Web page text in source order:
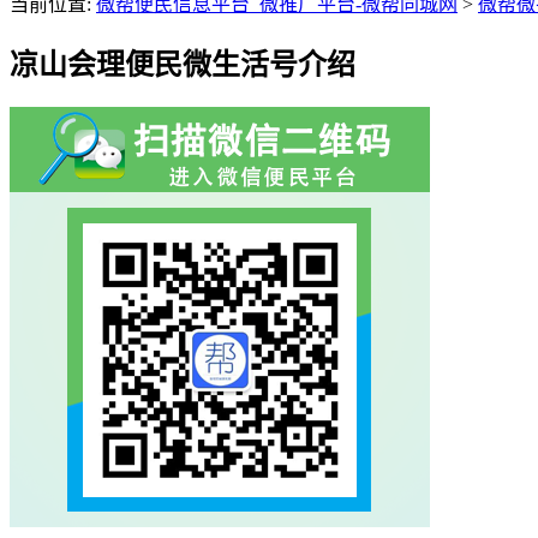
当前位置: 微帮便民信息平台_微推广平台-微帮同城网 > 微帮
凉山会理便民微生活号介绍